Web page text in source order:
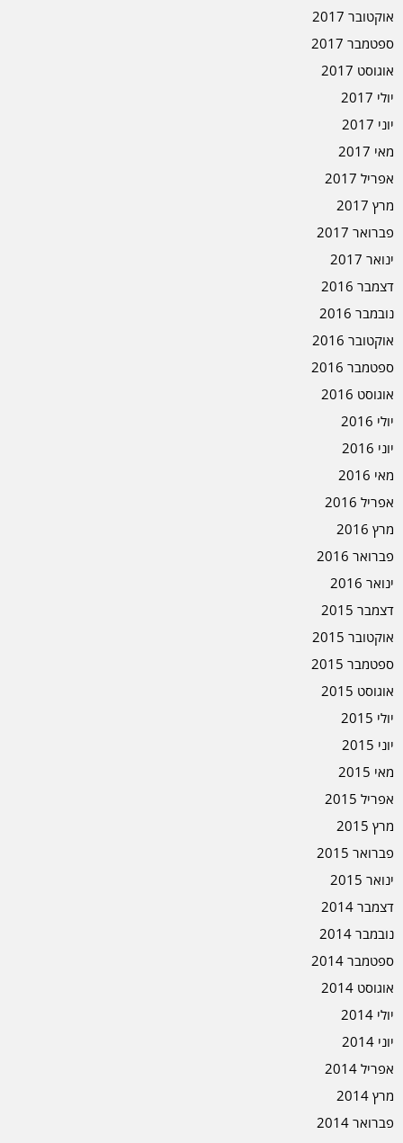
אוקטובר 2017
ספטמבר 2017
אוגוסט 2017
יולי 2017
יוני 2017
מאי 2017
אפריל 2017
מרץ 2017
פברואר 2017
ינואר 2017
דצמבר 2016
נובמבר 2016
אוקטובר 2016
ספטמבר 2016
אוגוסט 2016
יולי 2016
יוני 2016
מאי 2016
אפריל 2016
מרץ 2016
פברואר 2016
ינואר 2016
דצמבר 2015
אוקטובר 2015
ספטמבר 2015
אוגוסט 2015
יולי 2015
יוני 2015
מאי 2015
אפריל 2015
מרץ 2015
פברואר 2015
ינואר 2015
דצמבר 2014
נובמבר 2014
ספטמבר 2014
אוגוסט 2014
יולי 2014
יוני 2014
אפריל 2014
מרץ 2014
פברואר 2014